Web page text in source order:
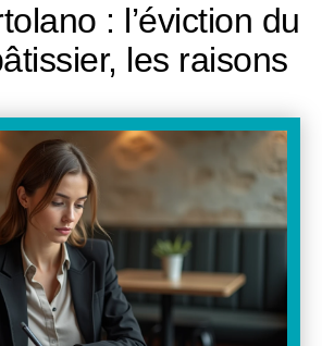
: l’éviction du
les raisons